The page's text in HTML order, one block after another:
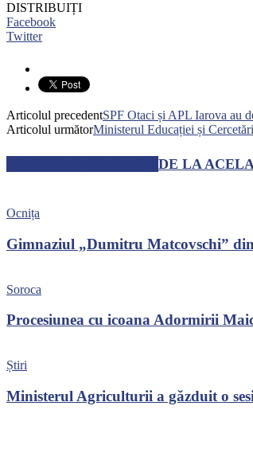
DISTRIBUIȚI
Facebook
Twitter
Articolul precedentSPF Otaci și APL Iarova au
Articolul următorMinisterul Educației și
DE LA
Ocnița
Gimnaziul „Dumitru Matcovschi”
Soroca
Procesiunea cu icoana Adormirii
Știri
Ministerul Agriculturii a găzduit o